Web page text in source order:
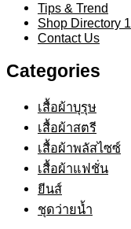
Tips & Trend
Shop Directory 1
Contact Us
Categories
เสื้อผ้าบุรุษ
เสื้อผ้าสตรี​
เสื้อผ้าพลัสไซซ์​
เสื้อผ้าแฟชั่น​
ยีนส์​
ชุดว่ายน้ำ​